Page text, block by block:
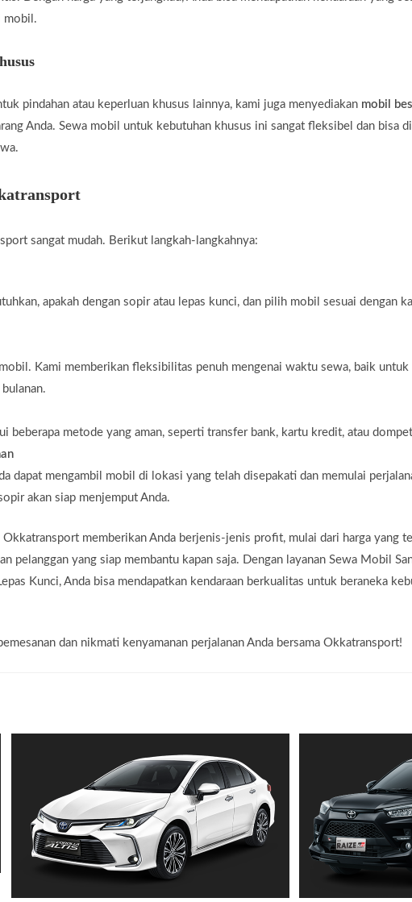
mobil.
pindahan atau keperluan khusus lainnya, kami juga menyediakan mobil
Anda. Sewa mobil untuk kebutuhan khusus ini sangat fleksibel dan bisa
sangat mudah. Berikut langkah-langkahnya:
apakah dengan sopir atau lepas kunci, dan pilih mobil sesuai dengan
mobil. Kami memberikan fleksibilitas penuh mengenai waktu sewa, baik untuk
beberapa metode yang aman, seperti transfer bank, kartu kredit, atau
dapat mengambil mobil di lokasi yang telah disepakati dan memulai
akan siap menjemput Anda.
memberikan Anda berjenis-jenis profit, mulai dari harga yang
pelanggan yang siap membantu kapan saja. Dengan layanan Sewa Mobil
Kunci, Anda bisa mendapatkan kendaraan berkualitas untuk beraneka
dan nikmati kenyamanan perjalanan Anda bersama Okkatransport!